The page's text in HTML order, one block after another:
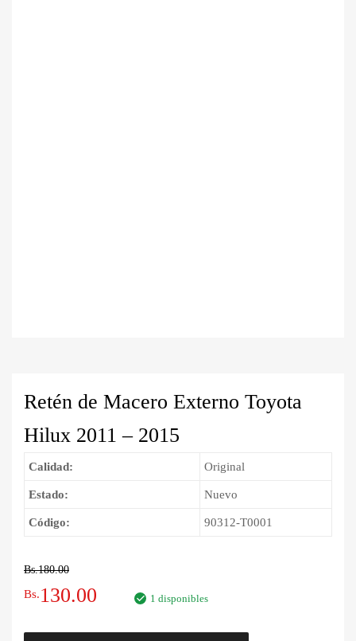
Retén de Macero Externo Toyota
Hilux 2011 – 2015
Calidad: Original
Estado: Nuevo
Código: 90312-T0001
Bs.180.00
El
precio
Bs.130.00
precio
1 disponibles